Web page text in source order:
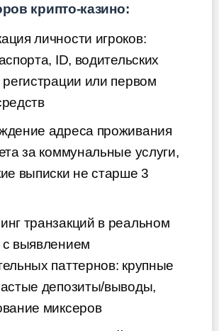
крипто-казино:
личности игроков:
ID, водительских
регистрации или первом
адреса проживания
за коммунальные услуги,
выписки не старше 3
транзакций в реальном
выявлением
паттернов: крупные
депозиты/выводы,
миксеров